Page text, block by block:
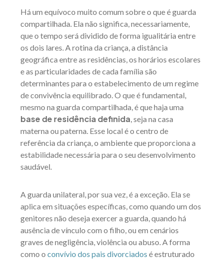
Há um equívoco muito comum sobre o que é guarda
compartilhada. Ela não significa, necessariamente,
que o tempo será dividido de forma igualitária entre
os dois lares. A rotina da criança, a distância
geográfica entre as residências, os horários escolares
e as particularidades de cada família são
determinantes para o estabelecimento de um regime
de convivência equilibrado. O que é fundamental,
mesmo na guarda compartilhada, é que haja uma
base de residência definida , seja na casa
materna ou paterna. Esse local é o centro de
referência da criança, o ambiente que proporciona a
estabilidade necessária para o seu desenvolvimento
saudável.
A guarda unilateral, por sua vez, é a exceção. Ela se
aplica em situações específicas, como quando um dos
genitores não deseja exercer a guarda, quando há
ausência de vínculo com o filho, ou em cenários
graves de negligência, violência ou abuso. A forma
como o convívio dos pais divorciados é estruturado